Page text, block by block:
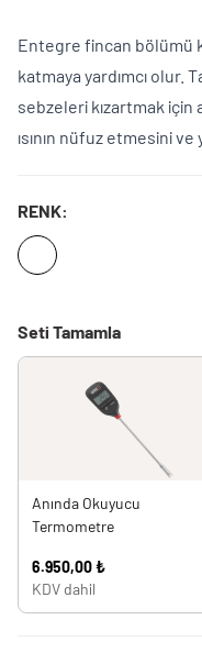
Entegre fincan bölümü
katmaya yardımcı olur.
sebzeleri kızartmak
ısının nüfuz etmesini ve
RENK:
Seti Tamamla
Anında Okuyucu
Termometre
6.950,00 ₺
KDV dahil